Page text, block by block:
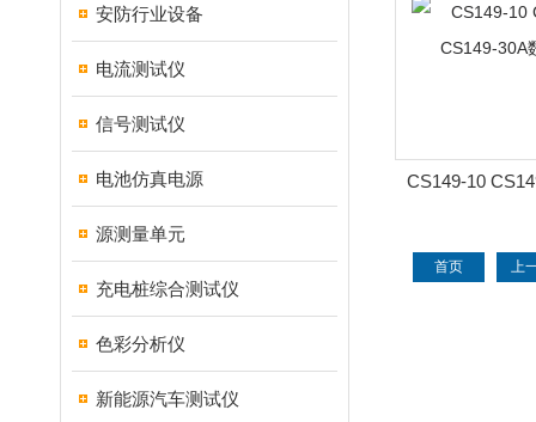
安防行业设备
电流测试仪
信号测试仪
电池仿真电源
源测量单元
充电桩综合测试仪
色彩分析仪
新能源汽车测试仪
CS149-10
首页 上